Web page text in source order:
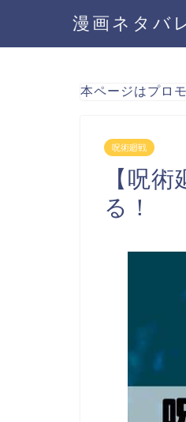
漫画ネタバ
本ページはプロ
呪術廻戦
【呪
る！